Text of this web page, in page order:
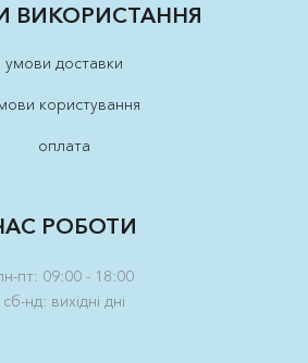
ВИКОРИСТАННЯ
умови доставки
користування
оплата
РОБОТИ
пт: 09:00 - 18:00
сб-нд: вихідні дні